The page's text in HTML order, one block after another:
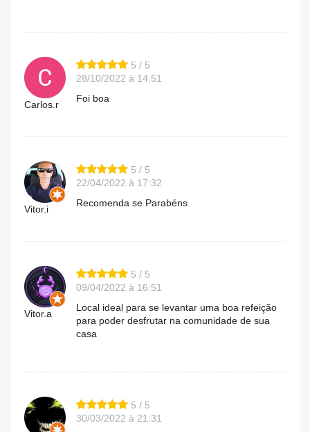
Carlos.r
5 / 5
28/10/2022 à 14:51
Foi boa
Vitor.i
5 / 5
22/04/2022 à 17:32
Recomenda se Parabéns
Vitor.a
5 / 5
09/04/2022 à 16:51
Local ideal para se levantar uma boa refeição
para poder desfrutar na comunidade de sua
casa
5 / 5
30/03/2022 à 21:31